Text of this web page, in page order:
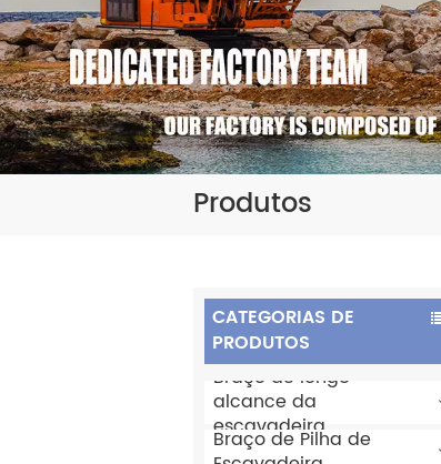
Produtos
CATEGORIAS DE
PRODUTOS
Braço de longo
alcance da
escavadeira
Braço de Pilha de